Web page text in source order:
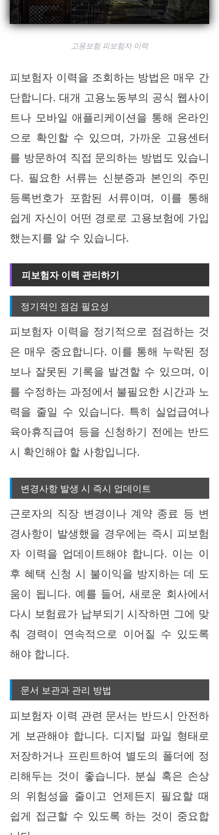
고용보험 피보험자 이력
피보험자 이력을 조회하는 방법은 매우 간
단합니다. 대개 고용노동부의 공식 웹사이
트나 모바일 애플리케이션을 통해 온라인
으로 확인할 수 있으며, 가까운 고용센터
를 방문하여 직접 문의하는 방법도 있습니
다. 필요한 서류는 신분증과 본인의 주민
등록번호가 포함된 서류이며, 이를 통해
쉽게 자신이 어떤 경로로 고용보험에 가입
했는지를 알 수 있습니다.
피보험자 이력 관리하기
정기적인 점검 필요성
피보험자 이력을 정기적으로 점검하는 것
은 매우 중요합니다. 이를 통해 누락된 정
보나 잘못된 기록을 발견할 수 있으며, 이
를 수정하는 과정에서 불필요한 시간과 노
력을 줄일 수 있습니다. 특히 실업급여나
육아휴직급여 등을 신청하기 전에는 반드
시 확인해야 할 사항입니다.
변경사항 발생 시 즉시 업데이트
근로자의 직장 변경이나 계약 종료 등 변
경사항이 발생했을 경우에는 즉시 피보험
자 이력을 업데이트해야 합니다. 이는 이
후 혜택 신청 시 불이익을 방지하는 데 도
움이 됩니다. 예를 들어, 새로운 회사에서
다시 보험료가 납부되기 시작하면 그에 맞
춰 경력이 연속적으로 이어질 수 있도록
해야 합니다.
문서 보관과 관리 방법
피보험자 이력 관련 문서는 반드시 안전하
게 보관해야 합니다. 디지털 파일 형태로
저장하거나 프린트하여 별도의 폴더에 정
리해두는 것이 좋습니다. 분실 혹은 손상
의 위험성을 줄이고 언제든지 필요할 때
쉽게 접근할 수 있도록 하는 것이 중요합